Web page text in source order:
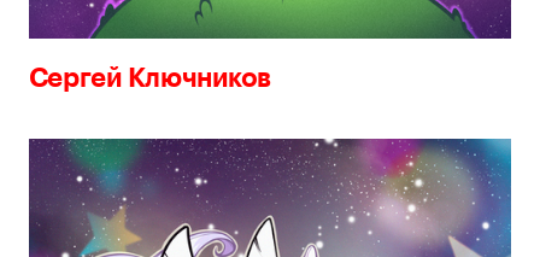
Сергей Ключников